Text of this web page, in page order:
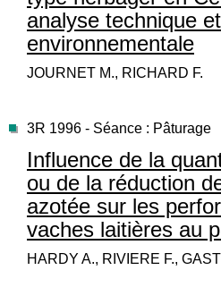
analyse technique et
environnementale
JOURNET M., RICHARD F.
3R 1996 - Séance : Pâturage
Influence de la
ou de la réduction
azotée sur les
vaches laitières au
HARDY A., RIVIERE F.,